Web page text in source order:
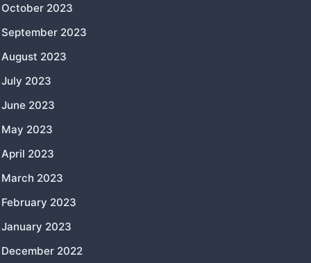
October 2023
September 2023
August 2023
July 2023
June 2023
May 2023
April 2023
March 2023
February 2023
January 2023
December 2022